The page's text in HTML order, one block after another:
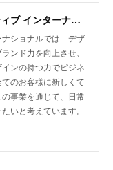
株式会社シィクリエイティブ インターナショナル/無農薬クラフトラム酒LAODI、バオバブ由来のスキンケア化粧品emiiiの開発・輸入・販売、商品企画及びデザイン、販売促進、広告運用、EC支援
ショナルでは「デザ
ンド力を向上させ、
ンの持つ力でビジネ
のお客様に新しくて
事業を通じて、日常
いと考えています。